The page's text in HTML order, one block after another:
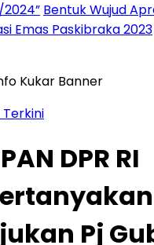
Bentuk Wujud
Emas Paskibraka 2023
Kukar Banner
DPR RI
Pj